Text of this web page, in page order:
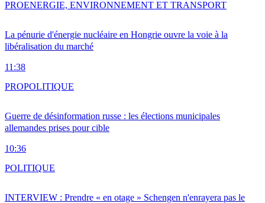
La pénurie d'énergie nucléaire en Hongrie ouvre la voie à la
libéralisation du marché
11:38
PROENERGIE, ENVIRONNEMENT ET TRANSPORT
Guerre de désinformation russe : les élections municipales
allemandes prises pour cible
10:36
PROPOLITIQUE
INTERVIEW : Prendre « en otage » Schengen n'enrayera pas le
POLITIQUE